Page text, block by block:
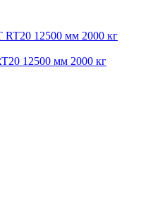
12500 мм 2000 кг